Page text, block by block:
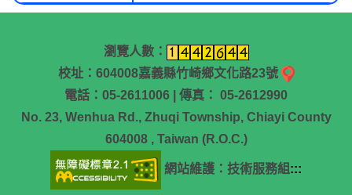
瀏覽人數：
校址：604008嘉義縣竹崎鄉文化路23號
電話：05-2611006 | 傳真： 05-2612990
No. 23, Wenhua Rd., Zhuqi Township, Chiayi County
604008 , Taiwan (R.O.C.)
網站維護：技術服務組 :::